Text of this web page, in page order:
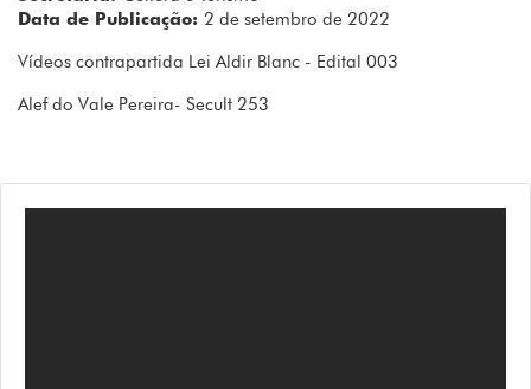
Data de Publicação: 2 de setembro de 2022
Vídeos contrapartida Lei Aldir Blanc - Edital 003
Alef do Vale Pereira- Secult 253